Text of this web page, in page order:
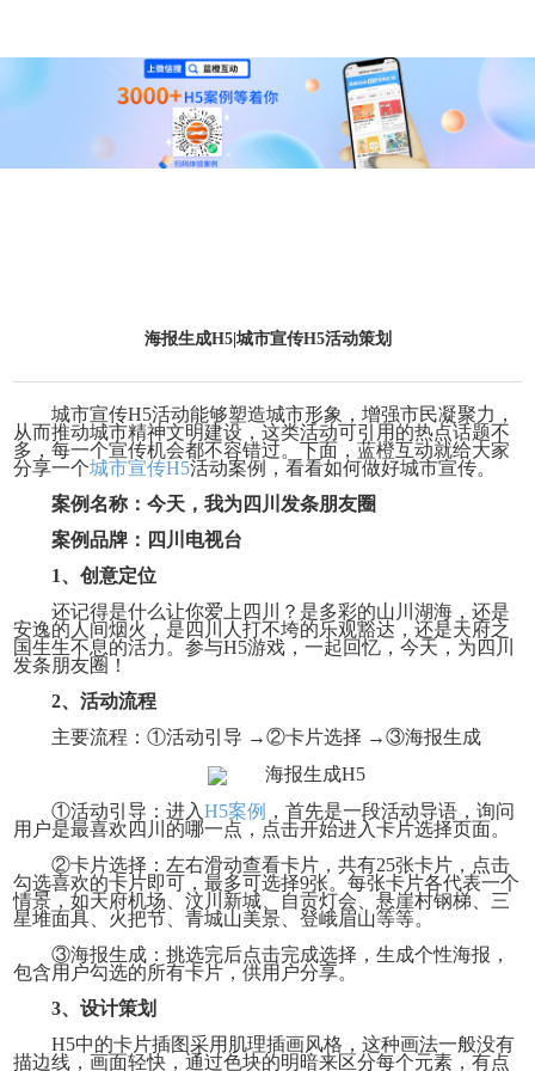
海报生成H5|城市宣传H5活动策划
城市宣传H5活动能够塑造城市形象，增强市民凝聚力，
从而推动城市精神文明建设，这类活动可引用的热点话题不
多，每一个宣传机会都不容错过。下面，蓝橙互动就给大家
分享一个城市宣传H5活动案例，看看如何做好城市宣传。
案例名称：今天，我为四川发条朋友圈
案例品牌：四川电视台
1、创意定位
还记得是什么让你爱上四川？是多彩的山川湖海，还是
安逸的人间烟火，是四川人打不垮的乐观豁达，还是天府之
国生生不息的活力。参与H5游戏，一起回忆，今天，为四川
发条朋友圈！
2、活动流程
主要流程：①活动引导 →②卡片选择 →③海报生成
①活动引导：进入H5案例 ，首先是一段活动导语，询问
用户是最喜欢四川的哪一点，点击开始进入卡片选择页面。
②卡片选择：左右滑动查看卡片，共有25张卡片，点击
勾选喜欢的卡片即可，最多可选择9张。每张卡片各代表一个
情景，如天府机场、汶川新城、自贡灯会、悬崖村钢梯、三
星堆面具、火把节、青城山美景、登峨眉山等等。
③海报生成：挑选完后点击完成选择，生成个性海报，
包含用户勾选的所有卡片，供用户分享。
3、设计策划
H5中的卡片插图采用肌理插画风格，这种画法一般没有
描边线，画面轻快，通过色块的明暗来区分每个元素，有点